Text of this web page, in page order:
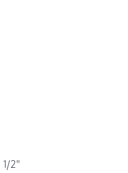
1/2"